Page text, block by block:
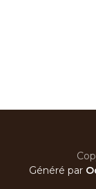
Généré par